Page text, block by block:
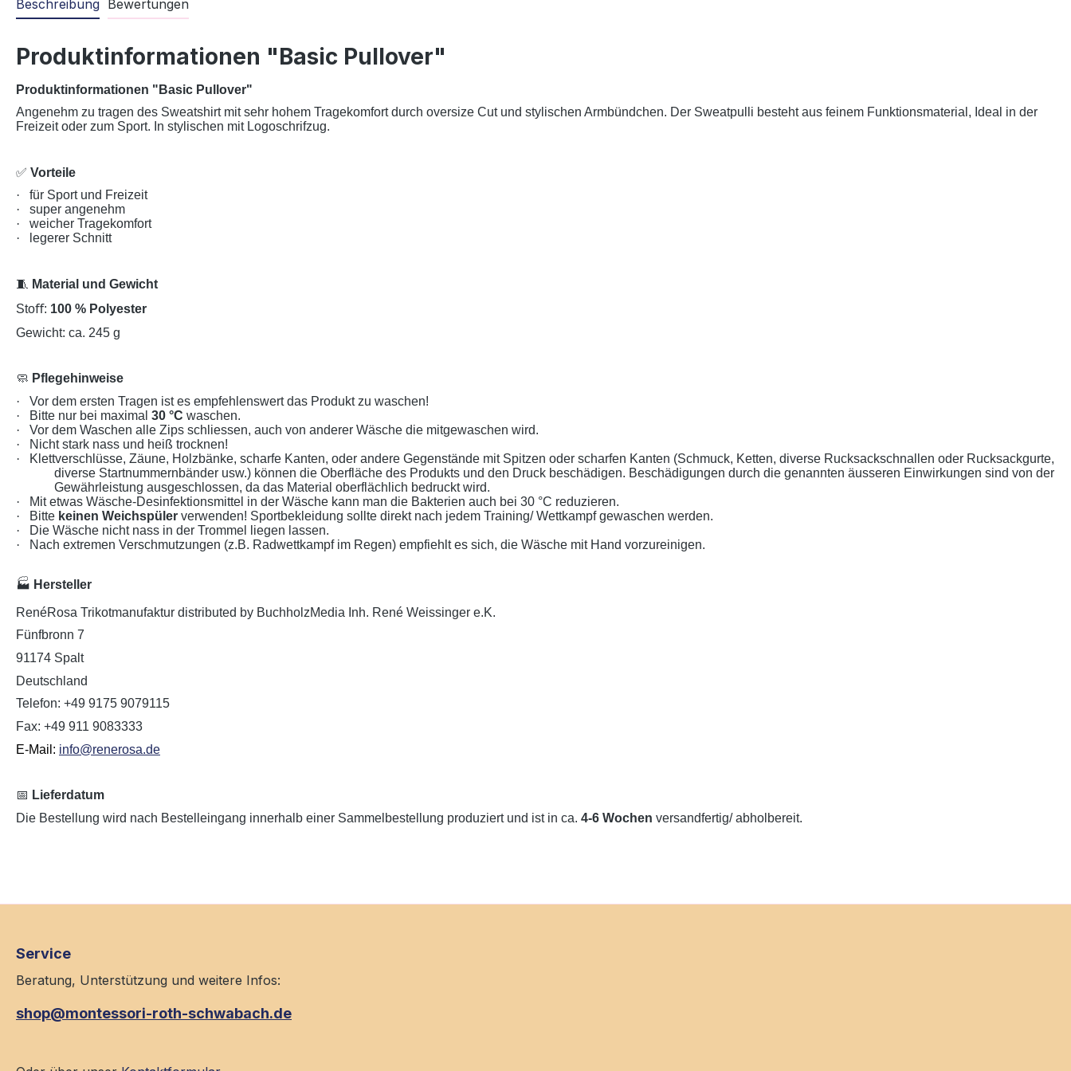
Beschreibung Bewertungen
Produktinformationen "Basic Pullover"
Produktinformationen "Basic Pullover"
Angenehm zu tragen des Sweatshirt mit sehr hohem Tragekomfort durch oversize Cut und stylischen Armbündchen. Der Sweatpulli besteht aus feinem Funktionsmaterial, Ideal in der
Freizeit oder zum Sport. In stylischen mit Logoschrifzug.
✅ Vorteile
·
für Sport und Freizeit
·
super angenehm
·
weicher Tragekomfort
·
legerer Schnitt
🧵 Material und Gewicht
Stoﬀ: 100 % Polyester
Gewicht: ca. 245 g
🧼 Pflegehinweise
·
Vor dem ersten Tragen ist es empfehlenswert das Produkt zu waschen!
·
Bitte nur bei maximal 30 °C waschen.
·
Vor dem Waschen alle Zips schliessen, auch von anderer Wäsche die mitgewaschen wird.
·
Nicht stark nass und heiß trocknen!
·
Klettverschlüsse, Zäune, Holzbänke, scharfe Kanten, oder andere Gegenstände mit Spitzen oder scharfen Kanten (Schmuck, Ketten, diverse Rucksackschnallen oder Rucksackgurte,
diverse Startnummernbänder usw.) können die Oberfläche des Produkts und den Druck beschädigen. Beschädigungen durch die genannten äusseren Einwirkungen sind von der
Gewährleistung ausgeschlossen, da das Material oberflächlich bedruckt wird.
·
Mit etwas Wäsche-Desinfektionsmittel in der Wäsche kann man die Bakterien auch bei 30 °C reduzieren.
·
Bitte keinen Weichspüler verwenden! Sportbekleidung sollte direkt nach jedem Training/ Wettkampf gewaschen werden.
·
Die Wäsche nicht nass in der Trommel liegen lassen.
·
Nach extremen Verschmutzungen (z.B. Radwettkampf im Regen) empfiehlt es sich, die Wäsche mit Hand vorzureinigen.
🏭 Hersteller
RenéRosa Trikotmanufaktur distributed by BuchholzMedia Inh. René Weissinger e.K.
Fünfbronn 7
91174 Spalt
Deutschland
Telefon: +49 9175 9079115
Fax: +49 911 9083333
E-Mail: info@renerosa.de
📅 Lieferdatum
Die Bestellung wird nach Bestelleingang innerhalb einer Sammelbestellung produziert und ist in ca. 4-6 Wochen versandfertig/ abholbereit.
Service
Beratung, Unterstützung und weitere Infos:
shop@montessori-roth-schwabach.de